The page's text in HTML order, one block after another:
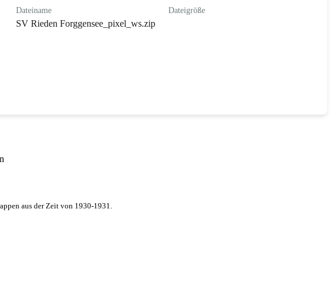
Dateiname
SV Rieden Forggensee_pixel_ws.zip
Dateigröße
aus der Zeit von 1930-1931.